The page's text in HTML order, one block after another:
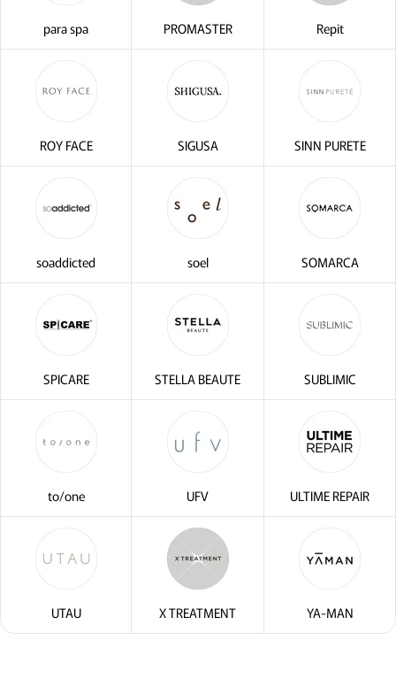
para spa PROMASTER Repit
ROY FACE SIGUSA SINN PURETE
soaddicted soel SOMARCA
SPICARE STELLA BEAUTE SUBLIMIC
to/one UFV ULTIME REPAIR
UTAU X TREATMENT YA-MAN